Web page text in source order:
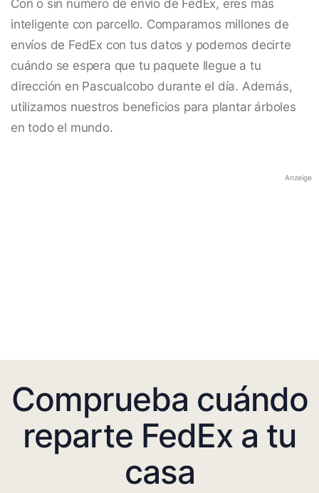
Con o sin número de envío de FedEx, eres más
inteligente con parcello. Comparamos millones de
envíos de FedEx con tus datos y podemos decirte
cuándo se espera que tu paquete llegue a tu
dirección en Pascualcobo durante el día. Además,
utilizamos nuestros beneficios para plantar árboles
en todo el mundo.
Anzeige
Comprueba cuándo
reparte FedEx a tu
casa